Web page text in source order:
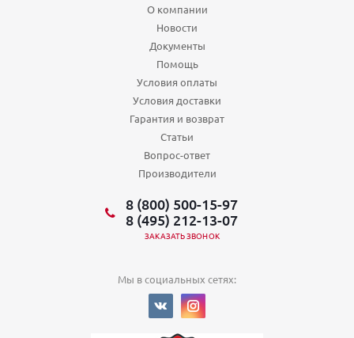
О компании
Новости
Документы
Помощь
Условия оплаты
Условия доставки
Гарантия и возврат
Статьи
Вопрос-ответ
Производители
8 (800) 500-15-97
8 (495) 212-13-07
ЗАКАЗАТЬ ЗВОНОК
Мы в социальных сетях: